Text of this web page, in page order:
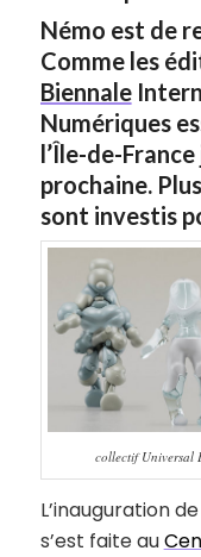
Némo est de
Comme les
Biennale
Numériques
l’Île-de-France
prochaine.
sont investis
collectif Universal
L’inauguration
s’est faite au